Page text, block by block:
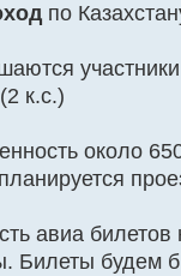
по
к.с.)
около
авиа
Билеты будем